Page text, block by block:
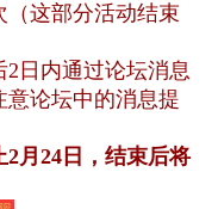
（这部分活动结束
2日内通过论坛消息
论坛中的消息提
2月24日，结束后将